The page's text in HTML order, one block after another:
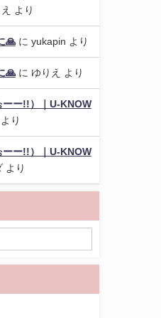
より
🙏に yukapin より
🙏に ゆりえ より
ーー!!）｜U-KNOW
より
ーー!!）｜U-KNOW
より